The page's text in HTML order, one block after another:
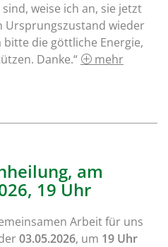
weise ich an, sie jetzt
Ursprungszustand wieder
bitte die göttliche Energie,
Danke.“
mehr
am
19 Uhr
Arbeit für uns
03.05.2026, um 19 Uhr